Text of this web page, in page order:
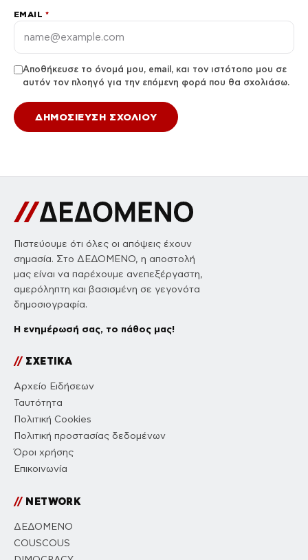
EMAIL *
Αποθήκευσε το όνομά μου, email, και τον ιστότοπο μου σε
αυτόν τον πλοηγό για την επόμενη φορά που θα σχολιάσω.
Πιστεύουμε ότι όλες οι απόψεις έχουν
σημασία. Στο ΔΕΔΟΜΕΝΟ, η αποστολή
μας είναι να παρέχουμε ανεπεξέργαστη,
αμερόληπτη και βασισμένη σε γεγονότα
δημοσιογραφία.
Η ενημέρωσή σας, το πάθος μας!
//ΣΧΕΤΙΚΑ
Αρχείο Ειδήσεων
Ταυτότητα
Πολιτική Cookies
Πολιτική προστασίας δεδομένων
Όροι χρήσης
Επικοινωνία
//NETWORK
ΔΕΔΟΜΕΝΟ
COUSCOUS